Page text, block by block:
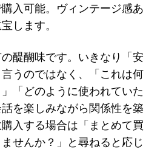
入可能。ヴィンテージ感あ
します。
醍醐味です。いきなり「安
うのではなく、「これは何
「どのように使われていた
を楽しみながら関係性を築
入する場合は「まとめて買
せんか？」と尋ねると応じ